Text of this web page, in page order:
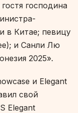
господина
в Китае; певицу
и Санли Лю
2025».
и Elegant
свой
Elegant